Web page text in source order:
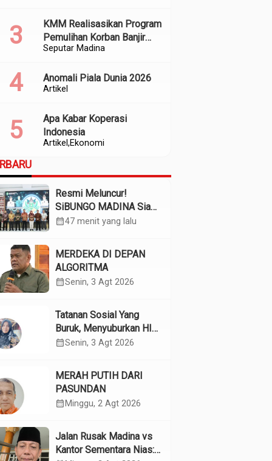
Seputar Madina
KMM Realisasikan Program
Pemulihan Korban Banjir
dan Longsor di Kabupaten
Artikel
Anomali Piala Dunia 2026
Artikel Ekonomi
Apa Kabar Koperasi
Indonesia
Resmi Meluncur!
SiBUNGO MADINA Siap
Optimalkan Pendapatan
calendar_month47 menit yang lalu
MERDEKA DI DEPAN
ALGORITMA
calendar_monthSenin, 3 Agt 2026
Tatanan Sosial Yang
Buruk, Menyuburkan HIV
Pada Remaja
calendar_monthSenin, 3 Agt 2026
MERAH PUTIH DARI
PASUNDAN
calendar_month Minggu, 2 Agt 2026
Jalan Rusak Madina vs
Kantor Sementara Nias: